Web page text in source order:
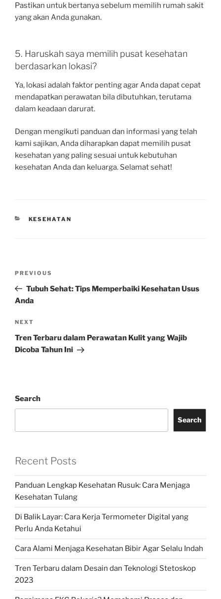
Pastikan untuk bertanya sebelum memilih rumah sakit
yang akan Anda gunakan.
5. Haruskah saya memilih pusat kesehatan
berdasarkan lokasi?
Ya, lokasi adalah faktor penting agar Anda dapat cepat
mendapatkan perawatan bila dibutuhkan, terutama
dalam keadaan darurat.
Dengan mengikuti panduan dan informasi yang telah
kami sajikan, Anda diharapkan dapat memilih pusat
kesehatan yang paling sesuai untuk kebutuhan
kesehatan Anda dan keluarga. Selamat sehat!
CATEGORIES
KESEHATAN
Previous
Post
PREVIOUS
Tubuh Sehat: Tips Memperbaiki Kesehatan Usus
Anda
Next
Post
NEXT
Tren Terbaru dalam Perawatan Kulit yang Wajib
Dicoba Tahun Ini
Search
Search
Recent Posts
Panduan Lengkap Kesehatan Rusuk: Cara Menjaga
Kesehatan Tulang
Di Balik Layar: Cara Kerja Termometer Digital yang
Perlu Anda Ketahui
Cara Alami Menjaga Kesehatan Bibir Agar Selalu Indah
Tren Terbaru dalam Desain dan Teknologi Stetoskop
2023